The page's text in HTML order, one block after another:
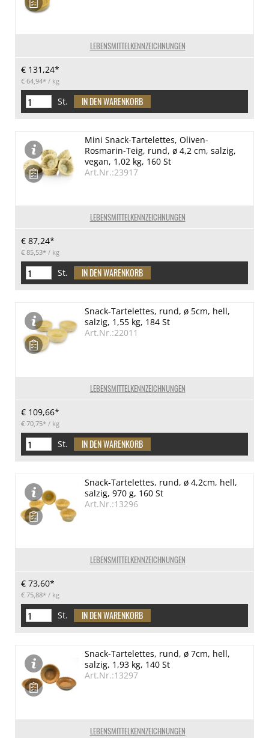
LEBENSMITTELKENNZEICHNUNGEN
€ 131,24*
€ 64,94* / kg
St.
LEBENSMITTELKENNZEICHNUNGEN
Mini Snack-Tartelettes, Oliven-
Rosmarin-Teig, rund, ø 4,2 cm, salzig,
vegan, 1,02 kg, 160 St
Art.Nr.:23917
€ 87,24*
€ 85,53* / kg
St.
LEBENSMITTELKENNZEICHNUNGEN
Snack-Tartelettes, rund, ø 5cm, hell,
salzig, 1,55 kg, 184 St
Art.Nr.:22011
€ 109,66*
€ 70,75* / kg
St.
LEBENSMITTELKENNZEICHNUNGEN
Snack-Tartelettes, rund, ø 4,2cm, hell,
salzig, 970 g, 160 St
Art.Nr.:13296
€ 73,60*
€ 75,88* / kg
St.
LEBENSMITTELKENNZEICHNUNGEN
Snack-Tartelettes, rund, ø 7cm, hell,
salzig, 1,93 kg, 140 St
Art.Nr.:13297